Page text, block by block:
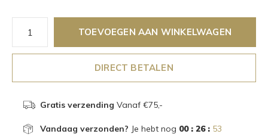
TOEVOEGEN AAN WINKELWAGEN
DIRECT BETALEN
Gratis verzending Vanaf €75,-
Vandaag verzonden? Je hebt nog 00 : 26 : 53